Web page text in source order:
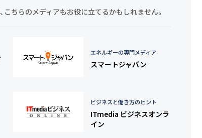
ちらのメディアもお役に立てるかもしれません。
エネルギーの専門メディア
スマートジャパン
ビジネスと働き方のヒント
ITmedia ビジネスオンラ
イン